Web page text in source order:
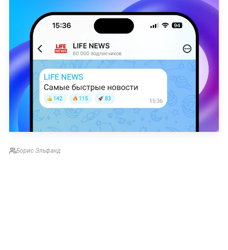
Борис Эльфанд